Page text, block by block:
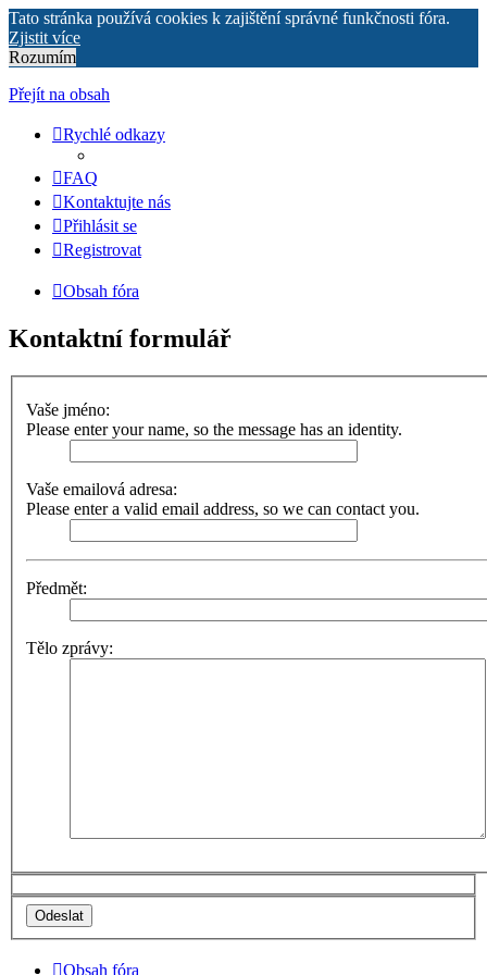
Tato stránka používá cookies k zajištění správné funkčnosti fóra.
Zjistit více
Rozumím
Přejít na obsah
Rychlé odkazy
FAQ
Kontaktujte nás
Přihlásit se
Registrovat
Obsah fóra
Kontaktní formulář
Vaše jméno:
Please enter your name, so the message has an identity.
Vaše emailová adresa:
Please enter a valid email address, so we can contact you.
Předmět:
Tělo zprávy:
Obsah fóra